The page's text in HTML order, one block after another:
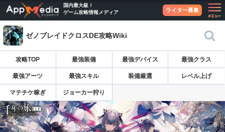
国内最大級！
ゲーム攻略情報メディア
ライター募集
ゼノブレイドクロスDE攻略Wiki
攻略TOP 最強装備 最強デバイス 最強クラス
最強アーツ 最強スキル 装備厳選 レベル上げ
マテチケ稼ぎ ジョーカー狩り